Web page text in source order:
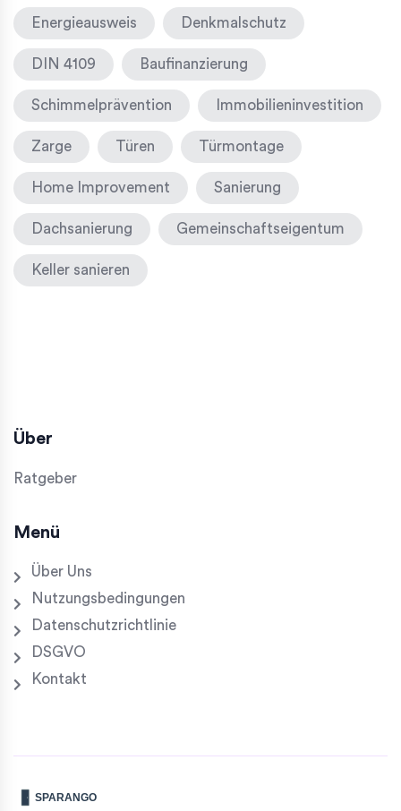
Energieausweis Denkmalschutz
DIN 4109 Baufinanzierung
Schimmelprävention Immobilieninvestition
Zarge Türen Türmontage
Home Improvement Sanierung
Dachsanierung Gemeinschaftseigentum
Keller sanieren
Über
Ratgeber
Menü
Über Uns
Nutzungsbedingungen
Datenschutzrichtlinie
DSGVO
Kontakt